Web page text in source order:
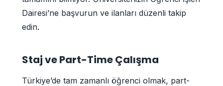
Dairesi’ne başvurun ve ilanları düzenli takip
edin.
Staj ve Part-Time Çalışma
Türkiye’de tam zamanlı öğrenci olmak, part-